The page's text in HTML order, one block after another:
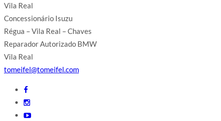
Vila Real
Concessionário Isuzu
Régua – Vila Real – Chaves
Reparador Autorizado BMW
Vila Real
tomeifel@tomeifel.com